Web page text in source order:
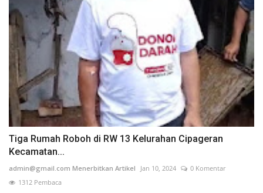
Tiga Rumah Roboh di RW 13 Kelurahan Cipageran
Kecamatan...
admin@gmail.com Menerbitkan Artikel Jan 10, 2024
0 Komentar
1312 Pembaca